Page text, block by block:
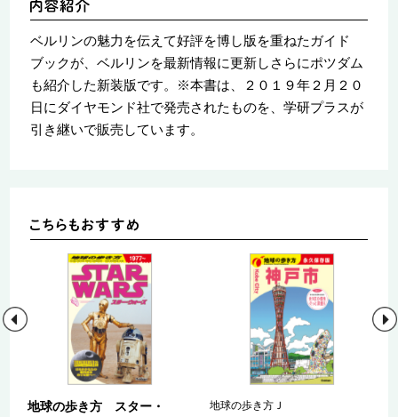
ベルリンの魅力を伝えて好評を博し版を重ねたガイド
ブックが、ベルリンを最新情報に更新しさらにポツダム
も紹介した新装版です。※本書は、２０１９年２月２０
日にダイヤモンド社で発売されたものを、学研プラスが
引き継いで販売しています。
地球の歩き方 スター・
地球の歩き方Ｊ